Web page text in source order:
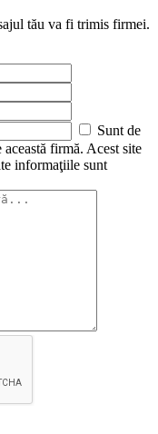
tău va fi trimis firmei.
Sunt de
firmă. Acest site
informaţiile sunt